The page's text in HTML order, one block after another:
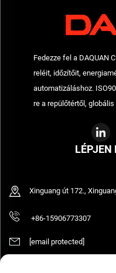
Fedezze fel a DAQUAN
reléit, időzítőit,
automatizáláshoz.
re a repülőtértől,
LÉPJEN
Xinguang út 172.,
+86-15906773307
[email protected]